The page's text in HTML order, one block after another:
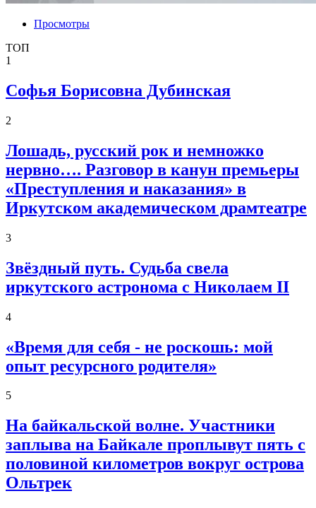
Просмотры
ТОП
1
Софья Борисовна Дубинская
2
Лошадь, русский рок и немножко
нервно…. Разговор в канун премьеры
«Преступления и наказания» в
Иркутском академическом драмтеатре
3
Звёздный путь. Судьба свела
иркутского астронома с Николаем II
4
«Время для себя - не роскошь: мой
опыт ресурсного родителя»
5
На байкальской волне. Участники
заплыва на Байкале проплывут пять с
половиной километров вокруг острова
Ольтрек